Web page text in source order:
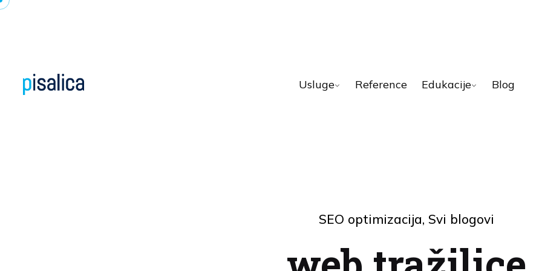
Usluge Reference Edukacije Blog
SEO optimizacija Svi blogovi